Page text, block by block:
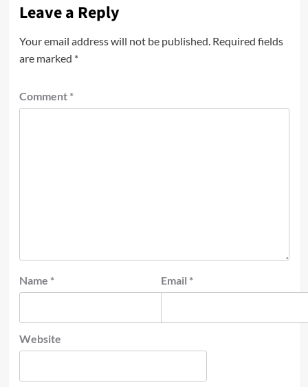
Leave a Reply
Your email address will not be published. Required fields
are marked *
Comment *
Name * Email *
Website